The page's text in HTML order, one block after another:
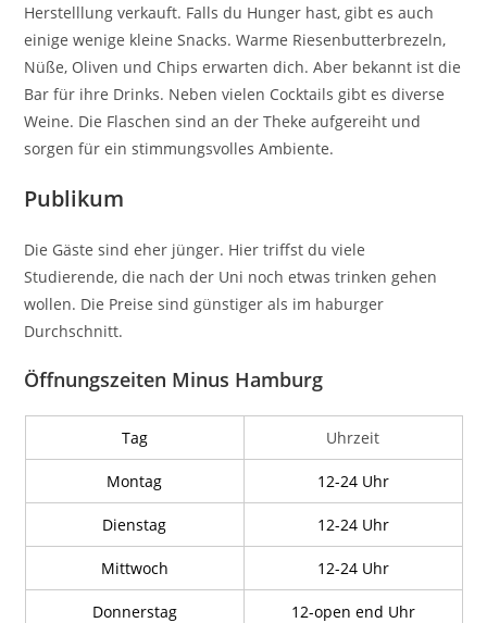
Herstelllung verkauft. Falls du Hunger hast, gibt es auch
einige wenige kleine Snacks. Warme Riesenbutterbrezeln,
Nüße, Oliven und Chips erwarten dich. Aber bekannt ist die
Bar für ihre Drinks. Neben vielen Cocktails gibt es diverse
Weine. Die Flaschen sind an der Theke aufgereiht und
sorgen für ein stimmungsvolles Ambiente.
Publikum
Die Gäste sind eher jünger. Hier triffst du viele
Studierende, die nach der Uni noch etwas trinken gehen
wollen. Die Preise sind günstiger als im haburger
Durchschnitt.
Öffnungszeiten Minus Hamburg
Tag Uhrzeit
Montag 12-24 Uhr
Dienstag 12-24 Uhr
Mittwoch 12-24 Uhr
Donnerstag 12-open end Uhr